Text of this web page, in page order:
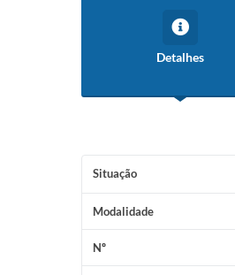
Detalhes
Situação
Modalidade
Nº